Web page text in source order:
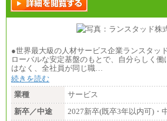
●世界最大級の人材サービス企業ランス
ローバルな安定基盤のもとで、自分らしく
はなく、全社員が同じ職…
続きを読む
業種
サービス
新卒／中途
2027新卒(既卒3年以内可)・